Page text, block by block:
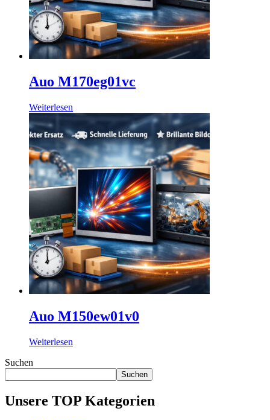
Auo M170eg01vc
Weiterlesen
Auo M150ew01v0
Weiterlesen
Suchen
Suchen
Unsere TOP Kategorien